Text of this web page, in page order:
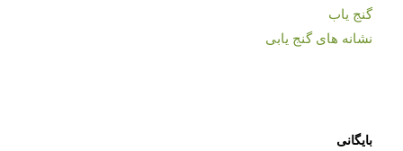
گنج یاب
نشانه های گنج یابی
بایگانی